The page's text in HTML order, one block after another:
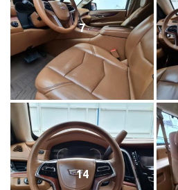
7
14